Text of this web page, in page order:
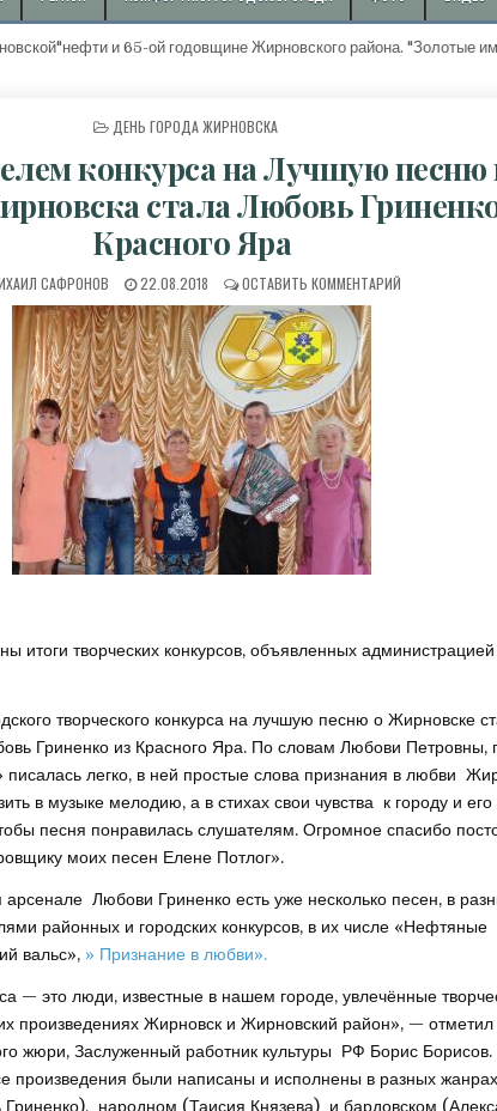
и 65-ой годовщине Жирновского района.
ОПУБЛИКОВАНО В
ДЕНЬ ГОРОДА ЖИРНОВСКА
конкурса на Лучшую песню
стала Любовь
Красного Яра
САФРОНОВ ДАТА ПУБЛИКАЦИИ:
22.08.2018 ОСТАВИТЬ КОММЕНТАРИЙ
итоги творческих конкурсов, объявленных администрацией
творческого конкурса на лучшую песню о Жирновске
Гриненко из Красного Яра. По словам Любови Петровны,
легко, в ней простые слова признания в любви
в музыке мелодию, а в стихах свои чувства к городу и его
песня понравилась слушателям. Огромное спасибо
моих песен Елене Потлог».
арсенале Любови Гриненко есть уже несколько песен, в
районных и городских конкурсов, в их числе «Нефтяные
вальс», » Признание в любви».
— это люди, известные в нашем городе, увлечённые
произведениях Жирновск и Жирновский район», — отметил
жюри, Заслуженный работник культуры РФ Борис Борисов.
произведения были написаны и исполнены в разных
Гриненко), народном (Таисия Князева) и бардовском